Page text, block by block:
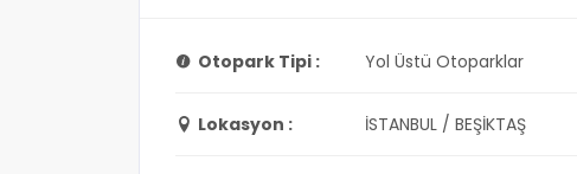
Otopark Tipi : Yol Üstü Otoparklar
Lokasyon : İSTANBUL / BEŞİKTAŞ